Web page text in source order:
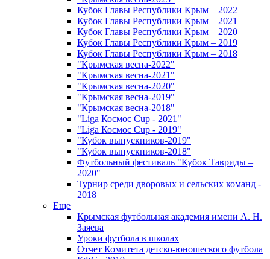
Кубок Главы Республики Крым – 2022
Кубок Главы Республики Крым – 2021
Кубок Главы Республики Крым – 2020
Кубок Главы Республики Крым – 2019
Кубок Главы Республики Крым – 2018
"Крымская весна-2022"
"Крымская весна-2021"
"Крымская весна-2020"
"Крымская весна-2019"
"Крымская весна-2018"
"Liga Космос Cup - 2021"
"Liga Космос Cup - 2019"
"Кубок выпускников-2019"
"Кубок выпускников-2018"
Футбольный фестиваль "Кубок Тавриды –
2020"
Турнир среди дворовых и сельских команд -
2018
Еще
Крымская футбольная академия имени А. Н.
Заяева
Уроки футбола в школах
Отчет Комитета детско-юношеского футбола